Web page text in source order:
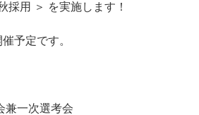
採用 ＞ を実施します！
予定です。
兼一次選考会